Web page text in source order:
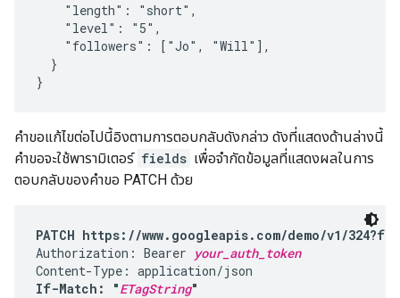
    "length": "short",
    "level": "5",
    "followers": ["Jo", "Will"],
  }
}
คำขอแก้ไขต่อไปนี้อิงตามการตอบกลับดังกล่าว ดังที่แสดงด้านล่างนี้
คำขอจะใช้พารามิเตอร์ fields เพื่อจำกัดข้อมูลที่แสดงผลในการ
ตอบกลับของคำขอ PATCH ด้วย
PATCH https://www.googleapis.com/demo/v1/
Authorization: Bearer your_auth_token
If-Match: "ETagString"